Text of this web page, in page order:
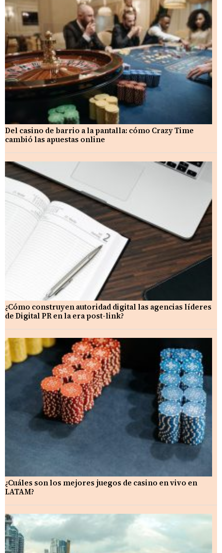
Del casino de barrio a la pantalla: cómo Crazy Time
cambió las apuestas online
¿Cómo construyen autoridad digital las agencias líderes
de Digital PR en la era post-link?
¿Cuáles son los mejores juegos de casino en vivo en
LATAM?